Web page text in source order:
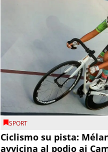
SPORT
Ciclismo su pista:
avvicina al podio ai